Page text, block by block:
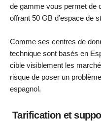
de gamme vous permet de
offrant 50 GB d’espace de
Comme ses centres de
technique sont basés en
cible visiblement les
risque de poser un
espagnol.
Tarification et